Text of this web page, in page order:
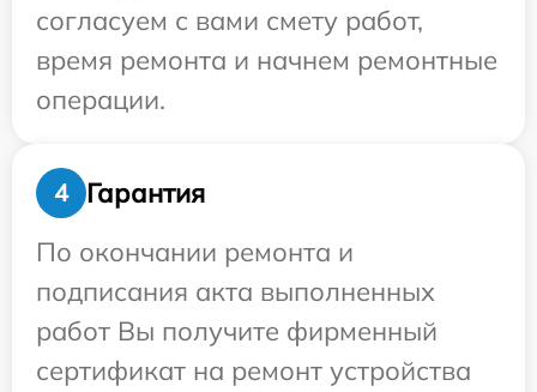
согласуем с вами смету работ,
время ремонта и начнем ремонтные
операции.
4
Гарантия
По окончании ремонта и
подписания акта выполненных
работ Вы получите фирменный
сертификат на ремонт устройства